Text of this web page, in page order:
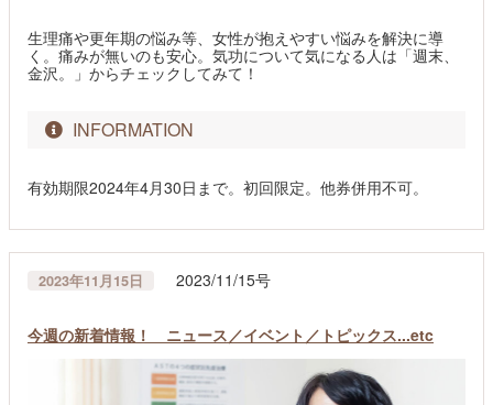
生理痛や更年期の悩み等、女性が抱えやすい悩みを解決に導
く。痛みが無いのも安心。気功について気になる人は「週末、
金沢。」からチェックしてみて！
INFORMATION
有効期限2024年4月30日まで。初回限定。他券併用不可。
2023年11月15日 2023/11/15号
今週の新着情報！ ニュース／イベント／トピックス...etc